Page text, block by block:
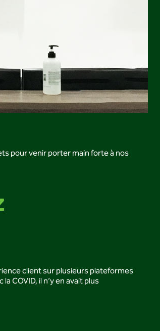
pour venir porter main forte à nos
client sur plusieurs plateformes
COVID, il n’y en avait plus